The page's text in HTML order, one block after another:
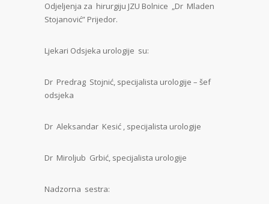
Odjeljenja za hirurgiju JZU Bolnice „Dr Mladen
Stojanović” Prijedor.
Ljekari Odsjeka urologije su:
Dr Predrag Stojnić, specijalista urologije – šef
odsjeka
Dr Aleksandar Kesić , specijalista urologije
Dr Miroljub Grbić, specijalista urologije
Nadzorna sestra: